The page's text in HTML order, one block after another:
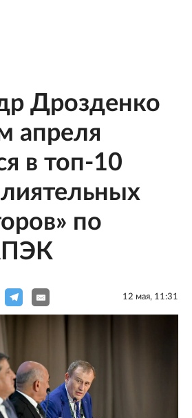
Дрозденко
апреля
в топ-10
по
12 мая, 11:31